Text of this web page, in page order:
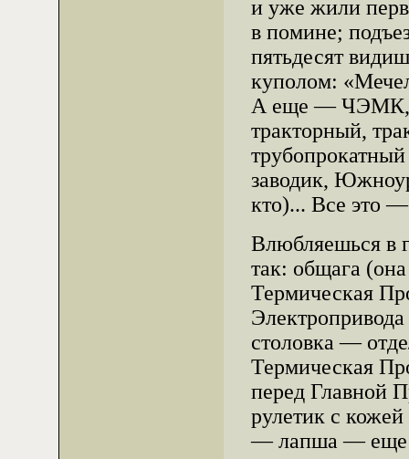
и уже жили
в помине;
пятьдесят
куполом:
А еще — ЧЭМК,
тракторный,
заводик,
кто)... Все это
Влюбляешься в
так: общага
Термическая
столовка —
Термическая
перед Главной
рулетик с
— лапша — еще